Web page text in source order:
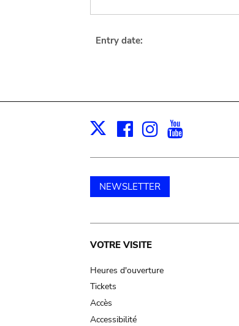
Entry date:
X Facebook
Instagram
NEWSLETTER
Main
navigation
VOTRE VISITE
Heures d'ouverture
Tickets
Accès
Accessibilité